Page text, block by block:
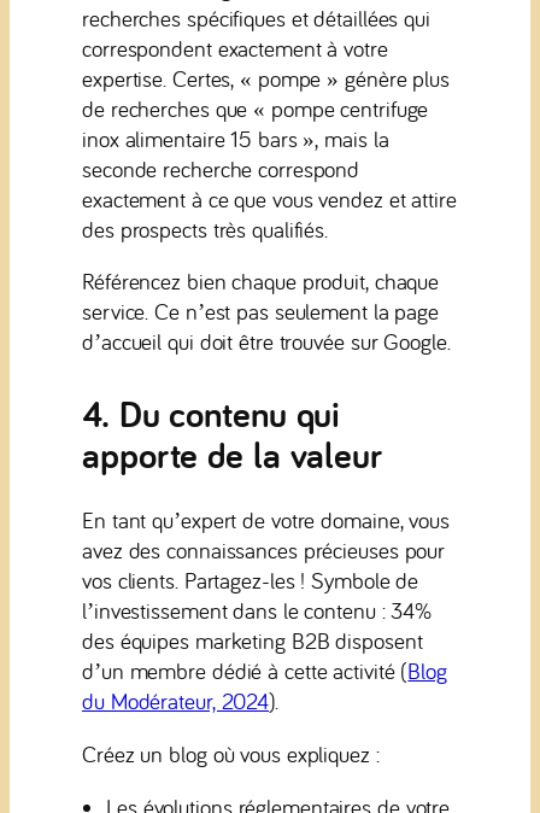
recherches spécifiques et détaillées qui
correspondent exactement à votre
expertise. Certes, « pompe » génère plus
de recherches que « pompe centrifuge
inox alimentaire 15 bars », mais la
seconde recherche correspond
exactement à ce que vous vendez et attire
des prospects très qualifiés.
Référencez bien chaque produit, chaque
service. Ce n’est pas seulement la page
d’accueil qui doit être trouvée sur Google.
4. Du contenu qui
apporte de la valeur
En tant qu’expert de votre domaine, vous
avez des connaissances précieuses pour
vos clients. Partagez-les ! Symbole de
l’investissement dans le contenu : 34%
des équipes marketing B2B disposent
d’un membre dédié à cette activité (Blog
du Modérateur, 2024).
Créez un blog où vous expliquez :
Les évolutions réglementaires de votre